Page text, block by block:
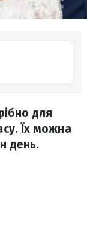
для
Їх можна
день.